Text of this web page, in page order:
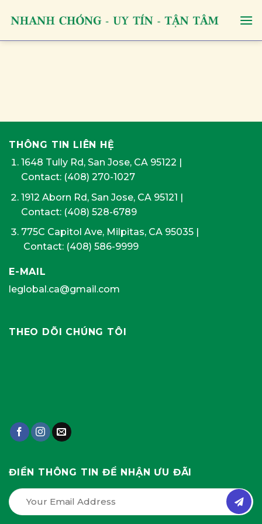
THÔNG TIN LIÊN HỆ
1648 Tully Rd, San Jose, CA 95122 |
Contact: (408) 270-1027
1912 Aborn Rd, San Jose, CA 95121 |
Contact: (408) 528-6789
775C Capitol Ave, Milpitas, CA 95035|
Contact: (408) 586-9999
E-MAIL
leglobal.ca@gmail.com
THEO DÕI CHÚNG TÔI
ĐIỀN THÔNG TIN ĐỂ NHẬN ƯU ĐÃI